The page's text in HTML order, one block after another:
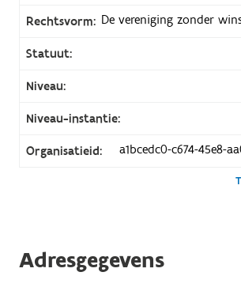
Rechtsvorm: De vereniging zonder
Statuut:
Niveau:
Niveau-instantie:
Organisatieid: a1bcedc0-c674-45e8-
Adresgegevens